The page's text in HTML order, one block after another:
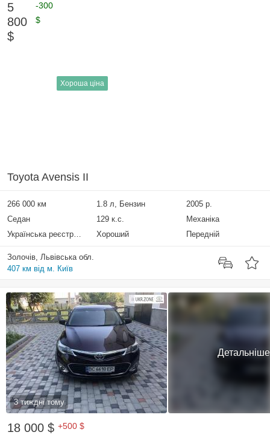
5
800
$
-300
$
Хороша ціна
Toyota Avensis II
266 000 км 1.8 л, Бензин
2005 р.
Седан
129 к.с.
Механіка
Українська реєстрація
Хороший Передній
Золочів, Львівська обл.
407 км від м. Київ
3 тиждні тому
Детальніше
18 000 $ +500 $